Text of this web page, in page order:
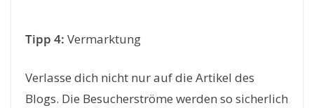
Tipp 4: Vermarktung
Verlasse dich nicht nur auf die Artikel des
Blogs. Die Besucherströme werden so sicherlich